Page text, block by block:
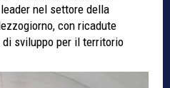
nel settore della
con ricadute
sviluppo per il territorio